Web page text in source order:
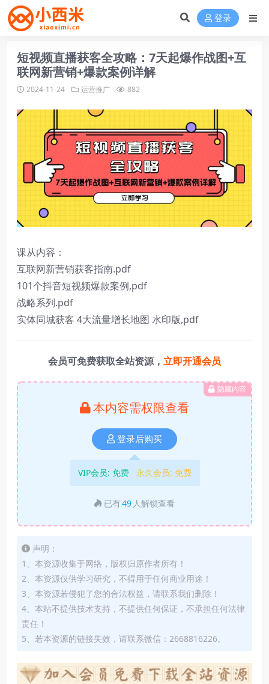
登录
短视频直播获客全攻略：7天起爆作战图+互
联网新营销+爆款案例详解
2024-11-24 运营推广 882
课从内容：
互联网新营销获客指南.pdf
101个抖音短视频爆款案例,pdf
战略系列.pdf
实体同城获客 4大流量增长地图 水印版,pdf
会员可免费获取全站资源， 立即开通会员
隐藏内容
本内容需权限查看
登录后购买
VIP会员: 免费 永久会员: 免费
已有49 人解锁查看
声明：
1、本资源收集于网络，版权归原作者所有！
2、本资源仅供学习研究，不得用于任何商业用途！
3、本资源若侵犯了您的合法权益，请联系我们删除！
4、本站不提供技术支持，不提供任何保证，不承担任何法律
责任！
5、若本资源的链接失效，请联系微信：2668816226。